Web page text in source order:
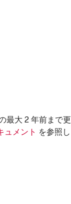
最大 2 年前まで更
ュメント を参照し